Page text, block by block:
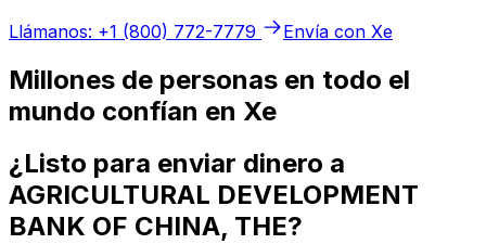
Llámanos: +1 (800) 772-7779
Envía con Xe
Millones de personas en todo el
mundo confían en Xe
¿Listo para enviar dinero a
AGRICULTURAL DEVELOPMENT
BANK OF CHINA, THE?